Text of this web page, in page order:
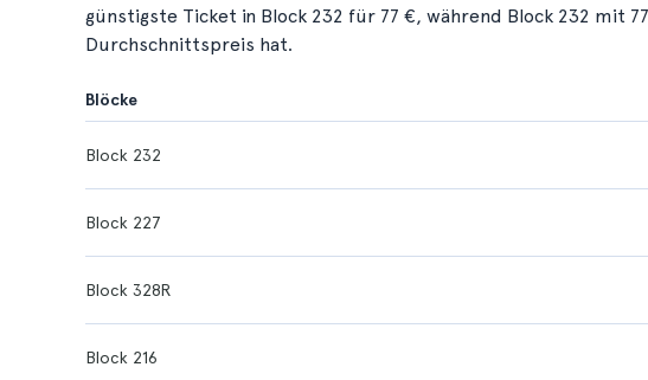
günstigste Ticket in Block 232 für 77 €, während Block 232 mit
Durchschnittspreis hat.
Blöcke
Block 232
Block 227
Block 328R
Block 216